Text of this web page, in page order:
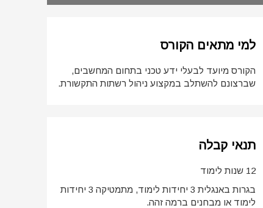
למי מתאים הקורס
הקורס מיועד לבעלי ידע טכני בתחום המחשבים,
שברצונם להשתלב במקצוע ניהול רשתות התקשורת.
תנאי קבלה
12 שנות לימוד
בגרות באנגלית 3 יחידות לימוד, מתמטיקה 3 יחידות
לימוד או מבחנים ברמה זהה.